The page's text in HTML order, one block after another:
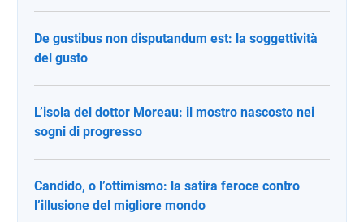
De gustibus non disputandum est: la soggettività
del gusto
L’isola del dottor Moreau: il mostro nascosto nei
sogni di progresso
Candido, o l’ottimismo: la satira feroce contro
l’illusione del migliore mondo